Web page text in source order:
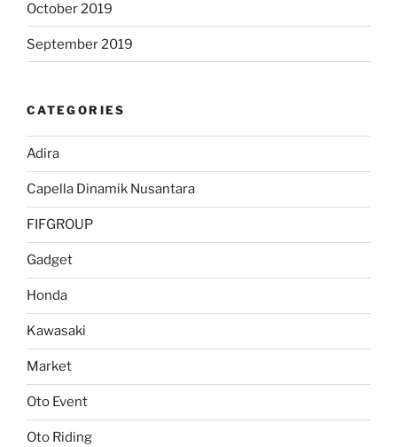
October 2019
September 2019
CATEGORIES
Adira
Capella Dinamik Nusantara
FIFGROUP
Gadget
Honda
Kawasaki
Market
Oto Event
Oto Riding